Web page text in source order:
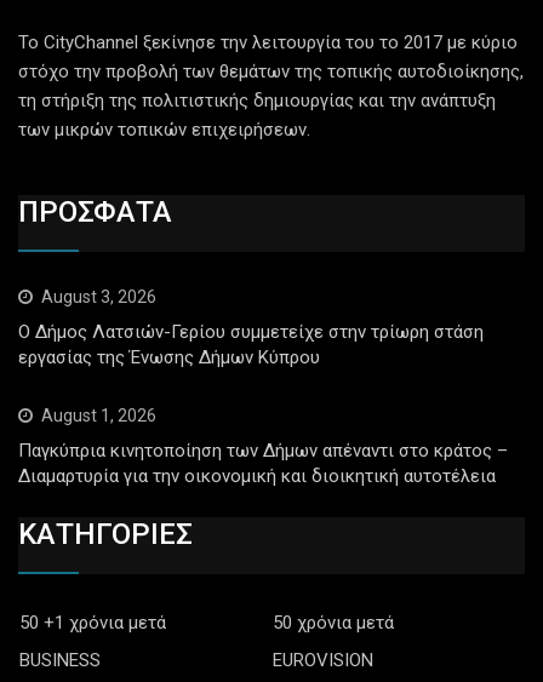
Το CityChannel ξεκίνησε την λειτουργία του το 2017 με κύριο
στόχο την προβολή των θεμάτων της τοπικής αυτοδιοίκησης,
τη στήριξη της πολιτιστικής δημιουργίας και την ανάπτυξη
των μικρών τοπικών επιχειρήσεων.
ΠΡΟΣΦΑΤΑ
August 3, 2026
Ο Δήμος Λατσιών-Γερίου συμμετείχε στην τρίωρη στάση
εργασίας της Ένωσης Δήμων Κύπρου
August 1, 2026
Παγκύπρια κινητοποίηση των Δήμων απέναντι στο κράτος –
Διαμαρτυρία για την οικονομική και διοικητική αυτοτέλεια
ΚΑΤΗΓΟΡΙΕΣ
50 +1 χρόνια μετά
50 χρόνια μετά
BUSINESS
EUROVISION